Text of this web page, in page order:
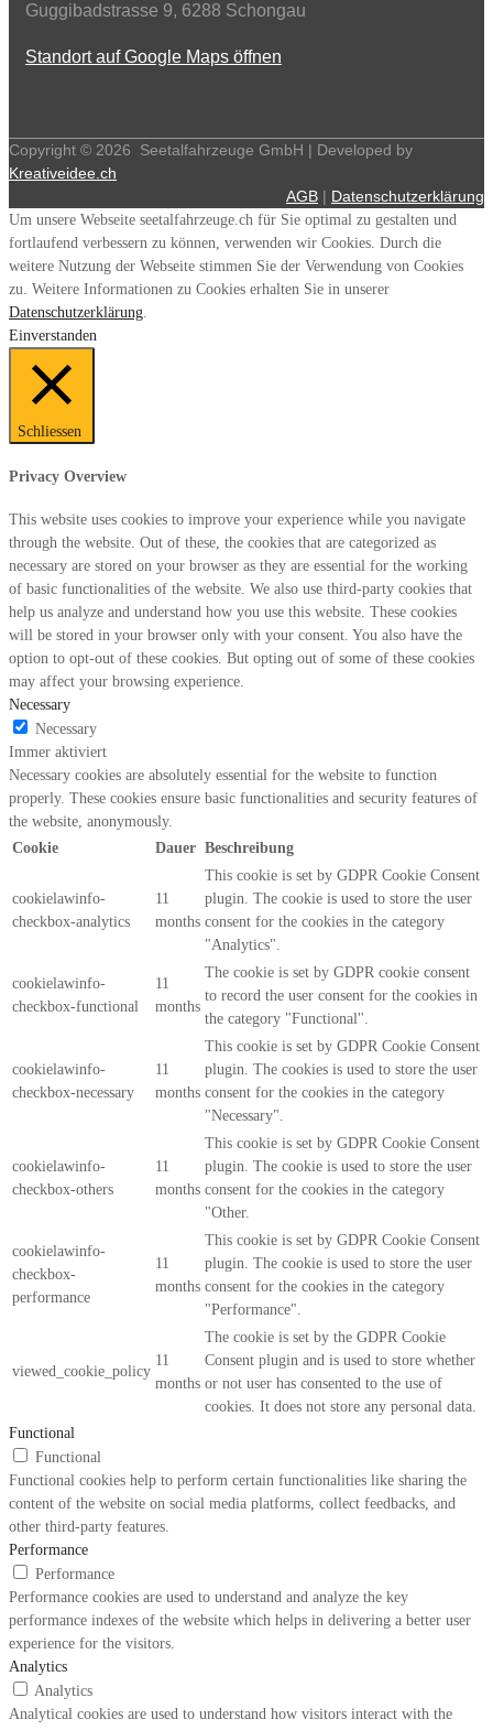
Guggibadstrasse 9, 6288 Schongau
Standort auf Google Maps öffnen
Copyright © 2026
Seetalfahrzeuge GmbH | Developed by
Kreativeidee.ch
AGB | Datenschutzerklärung
Um unsere Webseite seetalfahrzeuge.ch für Sie optimal zu gestalten und
fortlaufend verbessern zu können, verwenden wir Cookies. Durch die
weitere Nutzung der Webseite stimmen Sie der Verwendung von Cookies
zu. Weitere Informationen zu Cookies erhalten Sie in unserer
Datenschutzerklärung.
Einverstanden
Schliessen
Privacy Overview
This website uses cookies to improve your experience while you navigate
through the website. Out of these, the cookies that are categorized as
necessary are stored on your browser as they are essential for the working
of basic functionalities of the website. We also use third-party cookies that
help us analyze and understand how you use this website. These cookies
will be stored in your browser only with your consent. You also have the
option to opt-out of these cookies. But opting out of some of these cookies
may affect your browsing experience.
Necessary
Necessary
Immer aktiviert
Necessary cookies are absolutely essential for the website to function
properly. These cookies ensure basic functionalities and security features of
the website, anonymously.
Cookie
Dauer Beschreibung
cookielawinfo-
checkbox-analytics
11
months
This cookie is set by GDPR Cookie Consent
plugin. The cookie is used to store the user
consent for the cookies in the category
"Analytics".
cookielawinfo-
checkbox-functional
11
months
The cookie is set by GDPR cookie consent
to record the user consent for the cookies in
the category "Functional".
cookielawinfo-
checkbox-necessary
11
months
This cookie is set by GDPR Cookie Consent
plugin. The cookies is used to store the user
consent for the cookies in the category
"Necessary".
cookielawinfo-
checkbox-others
11
months
This cookie is set by GDPR Cookie Consent
plugin. The cookie is used to store the user
consent for the cookies in the category
"Other.
cookielawinfo-
checkbox-
performance
11
months
This cookie is set by GDPR Cookie Consent
plugin. The cookie is used to store the user
consent for the cookies in the category
"Performance".
viewed_cookie_policy
11
months
The cookie is set by the GDPR Cookie
Consent plugin and is used to store whether
or not user has consented to the use of
cookies. It does not store any personal data.
Functional
Functional
Functional cookies help to perform certain functionalities like sharing the
content of the website on social media platforms, collect feedbacks, and
other third-party features.
Performance
Performance
Performance cookies are used to understand and analyze the key
performance indexes of the website which helps in delivering a better user
experience for the visitors.
Analytics
Analytics
Analytical cookies are used to understand how visitors interact with the